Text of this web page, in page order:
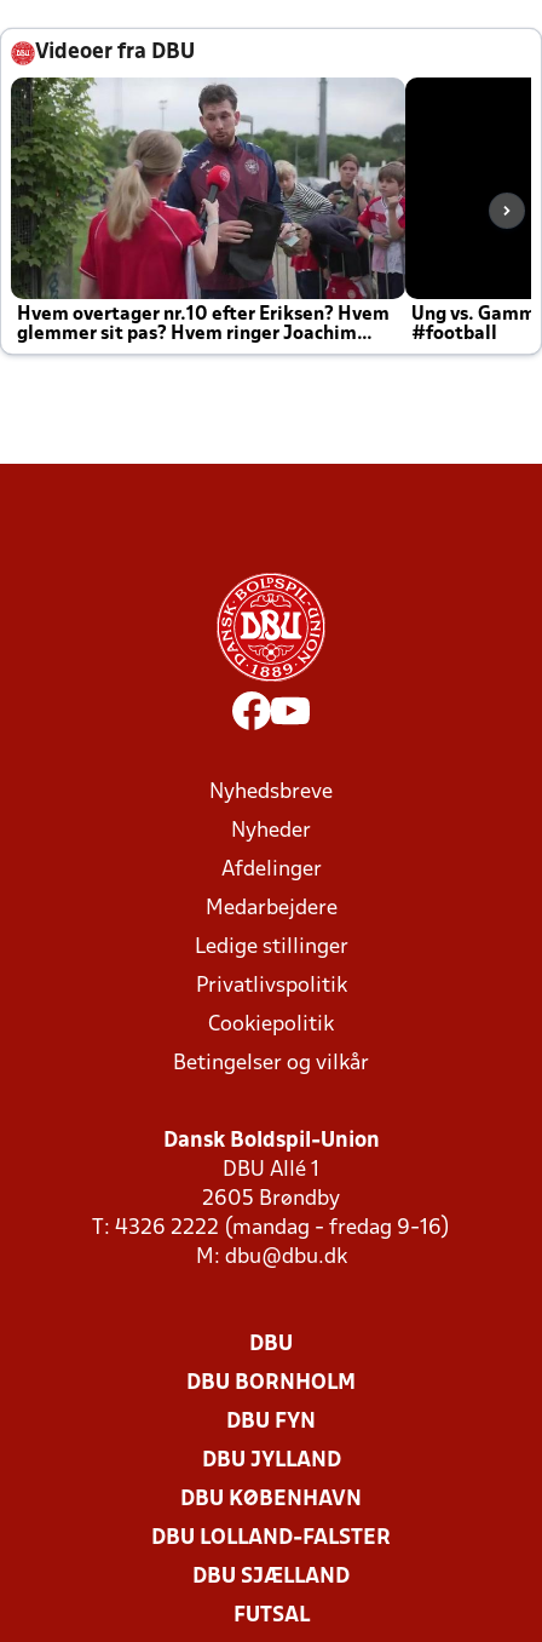
Videoer fra DBU
Hvem overtager nr.10 efter Eriksen? Hvem
glemmer sit pas? Hvem ringer Joachim
altid til efter kampe?
Ung vs.
#football
Nyhedsbreve
Nyheder
Afdelinger
Medarbejdere
Ledige stillinger
Privatlivspolitik
Cookiepolitik
Betingelser og vilkår
Dansk Boldspil-Union
DBU Allé 1
2605 Brøndby
T: 4326 2222 (mandag - fredag 9-16)
M: dbu@dbu.dk
DBU
DBU BORNHOLM
DBU FYN
DBU JYLLAND
DBU KØBENHAVN
DBU LOLLAND-FALSTER
DBU SJÆLLAND
FUTSAL